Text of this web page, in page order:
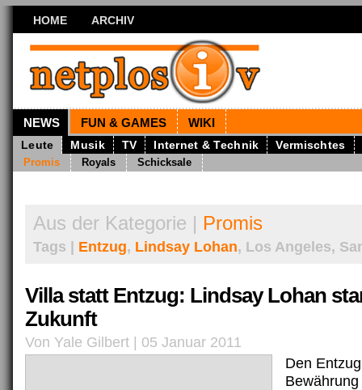
HOME ARCHIV
NEWS FUN & GAMES WIKI
Leute Musik TV Internet & Technik Vermischtes
Promis Royals Schicksale
Aus der Kategorie | Promis
Tags | Entzug, Lindsay Lohan, Los Angeles,
Villa statt Entzug: Lindsay Lohan
Zukunft
Von Yale Gilbert | 05 Januar 2011
Den